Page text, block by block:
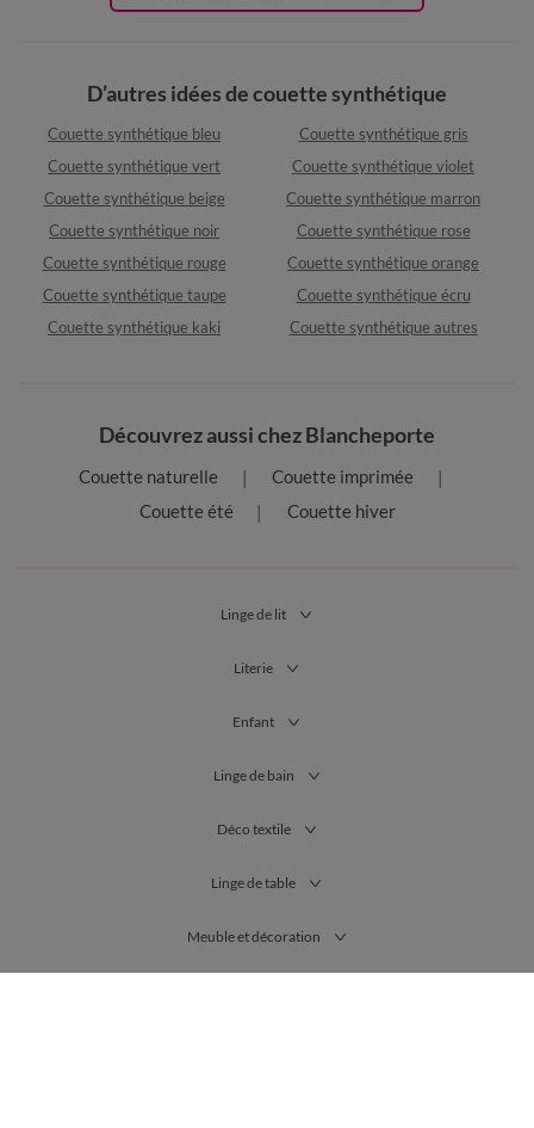
D’autres idées de couette synthétique
Couette synthétique bleu
Couette synthétique gris
Couette synthétique vert
Couette synthétique violet
Couette synthétique beige
Couette synthétique marron
Couette synthétique noir
Couette synthétique rose
Couette synthétique rouge
Couette synthétique orange
Couette synthétique taupe
Couette synthétique écru
Couette synthétique kaki
Couette synthétique autres
Découvrez aussi chez Blancheporte
Couette naturelle
Couette imprimée
Couette été
Couette hiver
Linge de lit
Literie
Enfant
Linge de bain
Déco textile
Linge de table
Meuble et décoration